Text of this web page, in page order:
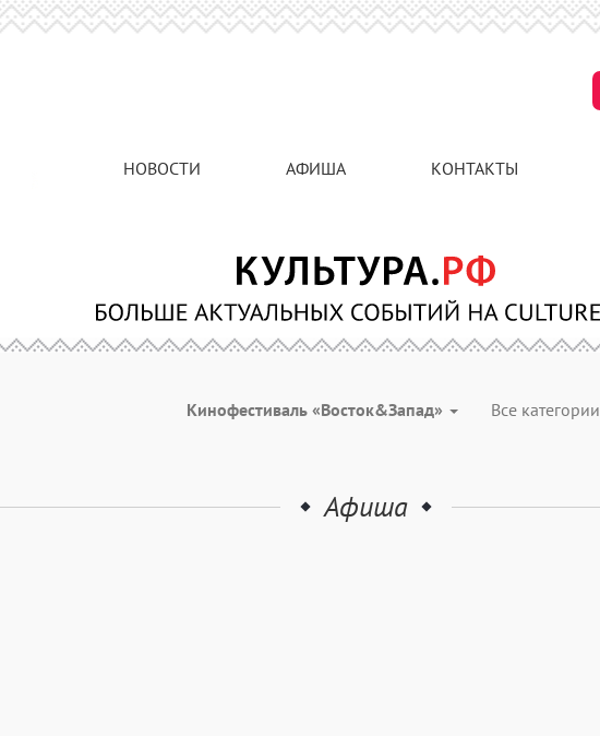
НОВОСТИ АФИША КОНТАКТЫ
Кинофестиваль «Восток&Запад» Все категории
Афиша